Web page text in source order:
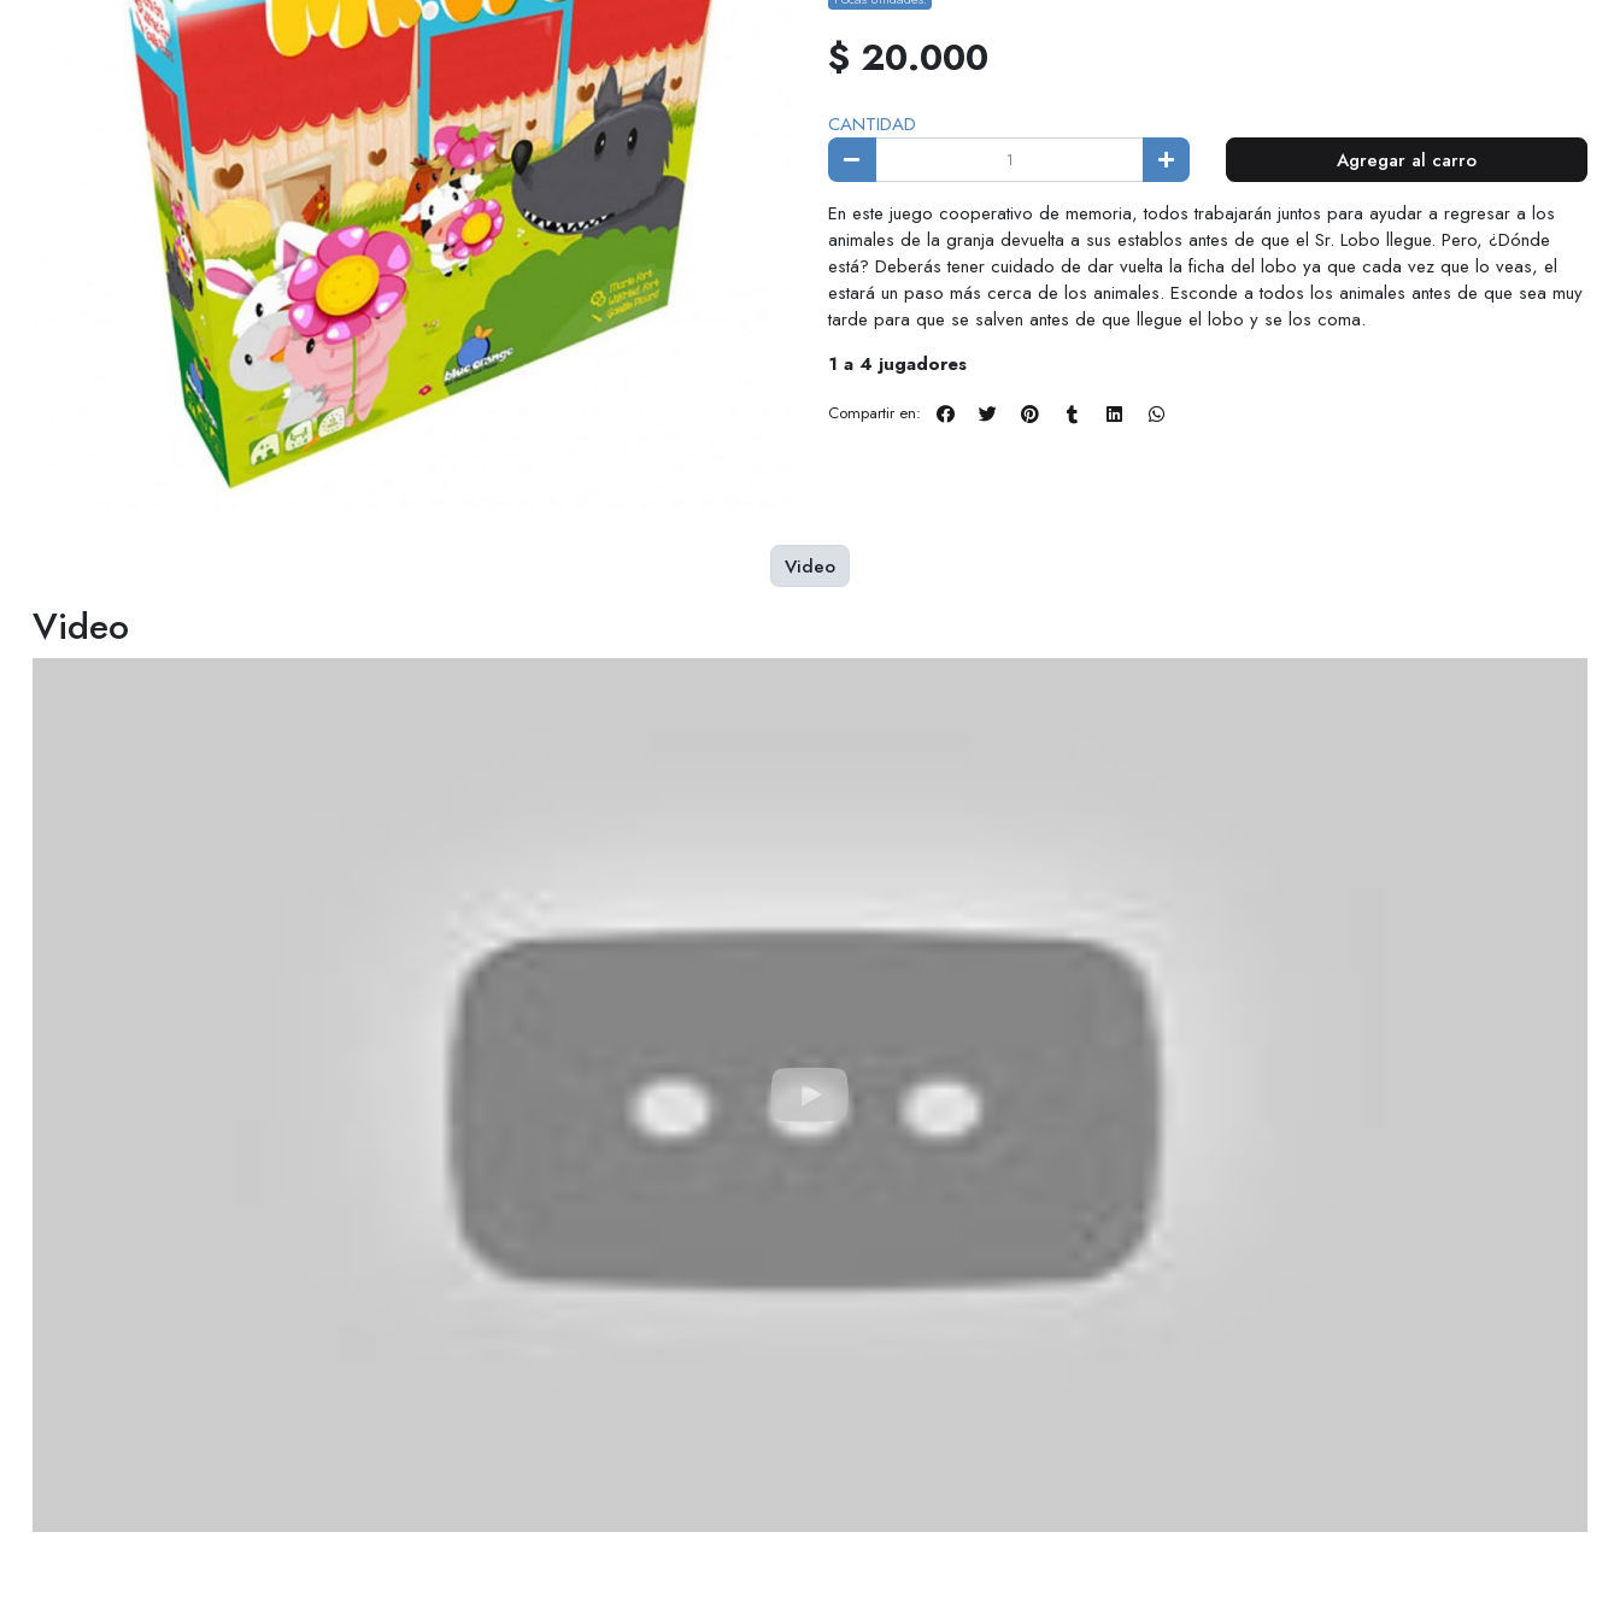
$ 20.000
CANTIDAD
Agregar al carro
En este juego cooperativo de memoria, todos trabajarán juntos para ayudar a regresar a los
animales de la granja devuelta a sus establos antes de que el Sr. Lobo llegue. Pero, ¿Dónde
está? Deberás tener cuidado de dar vuelta la ficha del lobo ya que cada vez que lo veas, el
estará un paso más cerca de los animales. Esconde a todos los animales antes de que sea muy
tarde para que se salven antes de que llegue el lobo y se los coma.
1 a 4 jugadores
Compartir en:
Video
Video